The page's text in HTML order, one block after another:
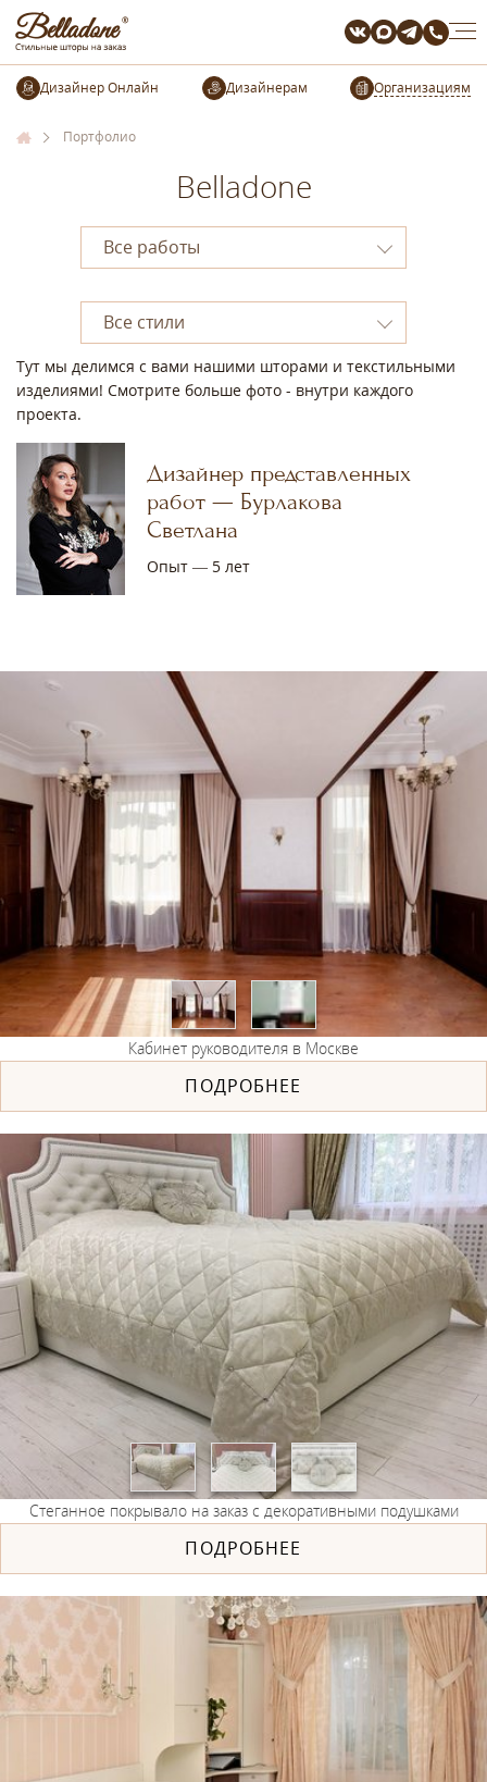
Организациям
Портфолио
Belladone
Дизайнер представленных
работ — Бурлакова
Светлана
Опыт — 5 лет
Тут мы делимся с вами нашими шторами и текстильными
изделиями! Смотрите больше фото - внутри каждого
проекта.
Кабинет руководителя в Москве
ПОДРОБНЕЕ
Стеганное покрывало на заказ с декоративными подушками
ПОДРОБНЕЕ